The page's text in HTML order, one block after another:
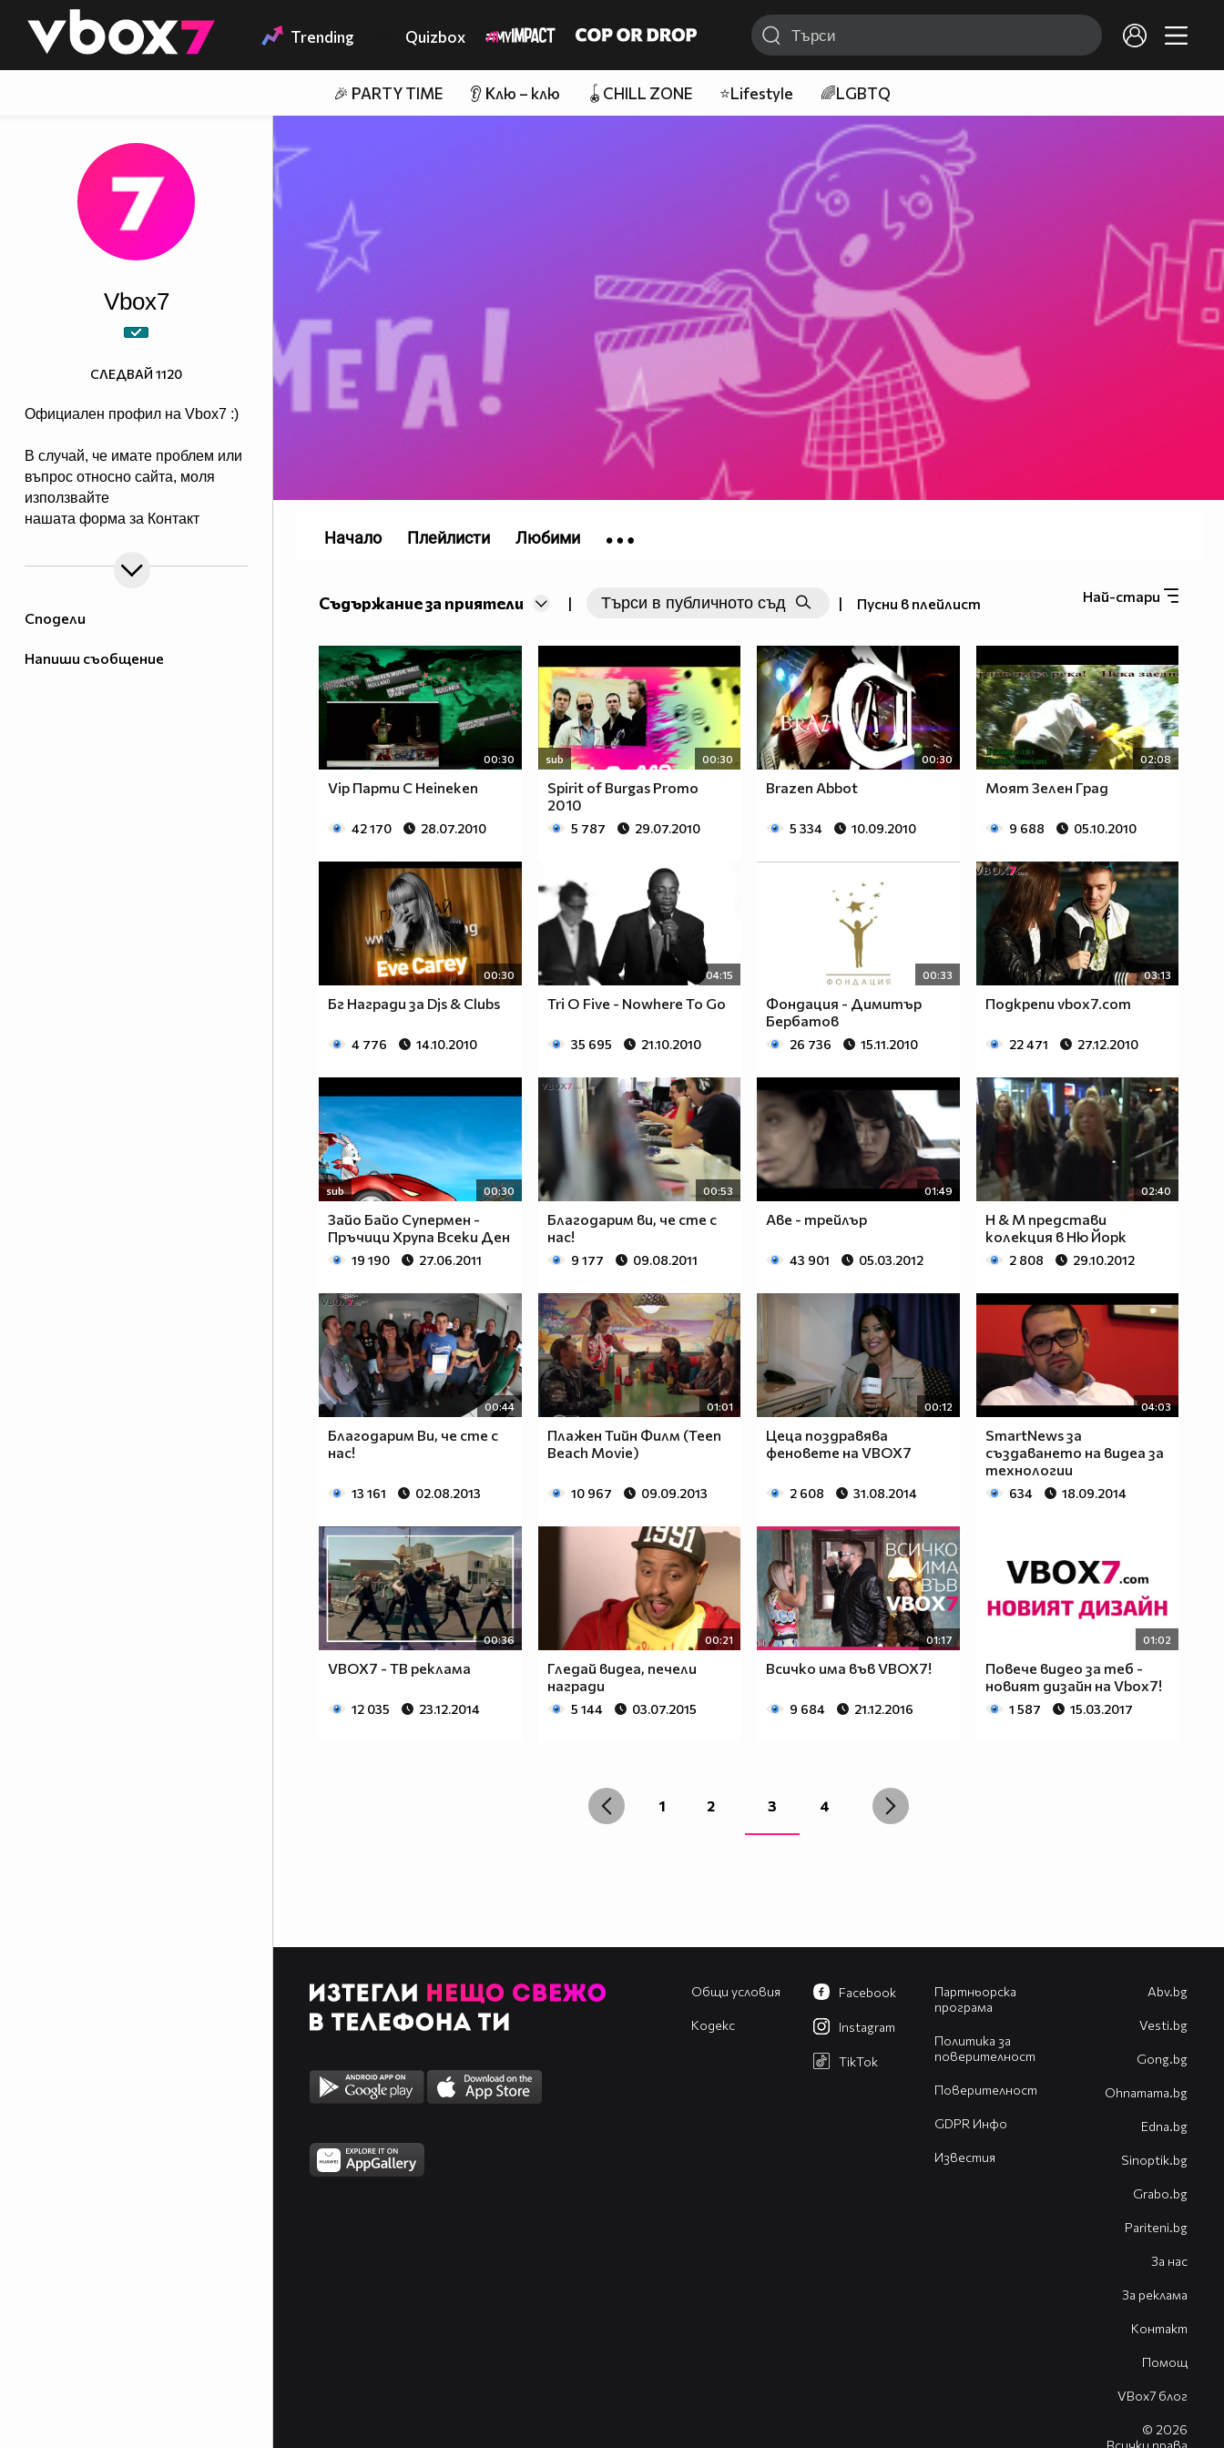
👾 Trending Quizbox
🎉 PARTY TIME 👂 Клю – клю 🪀CHILL ZONE ⭐Lifestyle 🌈LGBTQ
Сподели
Напиши съобщение
Vbоx7
Официален профил на Vbox7 :)
В случай, че имате проблем или
въпрос относно сайта, моля
използвайте
нашата форма за Контакт
СЛЕДВАЙ 1120
Най-стари
Съдържание за приятели | | Пусни в плейлист
00:30
Vip Парти С Heineken
42 170 28.07.2010
sub 00:30
Spirit of Burgas Promo
2010
5 787 29.07.2010
00:30
Brazen Abbot
5 334 10.09.2010
02:08
Моят Зелен Град
9 688 05.10.2010
00:30
Бг Награди за Djs & Clubs
4 776 14.10.2010
04:15
Tri O Five - Nowhere To Go
35 695 21.10.2010
00:33
Фондация - Димитър
Бербатов
26 736 15.11.2010
03:13
Подкрепи vbox7.com
22 471 27.12.2010
sub 00:30
Зайо Байо Супермен -
Пръчици Хрупа Всеки Ден
19 190 27.06.2011
00:53
Благодарим ви, че сте с
нас!
9 177 09.08.2011
01:49
Аве - трейлър
43 901 05.03.2012
02:40
H & M представи
колекция в Ню Йорк
2 808 29.10.2012
00:44
Благодарим Ви, че сте с
нас!
13 161 02.08.2013
01:01
Плажен Тийн Филм (Teen
Beach Movie)
10 967 09.09.2013
00:12
Цеца поздравява
феновете на VBOX7
2 608 31.08.2014
04:03
SmartNews за
създаването на видеа за
технологии
634 18.09.2014
00:36
VBOX7 - ТВ реклама
12 035 23.12.2014
00:21
Гледай видеа, печели
награди
5 144 03.07.2015
01:17
Всичко има във VBOX7!
9 684 21.12.2016
01:02
Повече видео за теб -
новият дизайн на Vbox7!
1 587 15.03.2017
1 2 3 4
Начало Плейлисти Любими
Общи условия
Кодекс
Партньорска
програма
Политика за
поверителност
Поверителност
GDPR Инфо
Известия
Facebook
Instagram
TikTok
Abv.bg
Vesti.bg
Gong.bg
Оhnamama.bg
Edna.bg
Sinoptik.bg
Grabo.bg
Pariteni.bg
За нас
За реклама
Контакт
Помощ
VBox7 блог
© 2026